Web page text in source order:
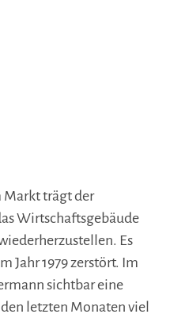
Markt trägt der
Wirtschaftsgebäude
Es
Jahr 1979 zerstört. Im
sichtbar eine
letzten Monaten viel